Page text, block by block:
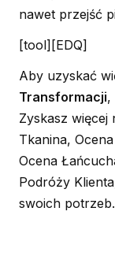
nawet przejść
[tool][EDQ]
Aby uzyskać
Transformacji,
Zyskasz więcej
Tkanina,
Ocena
Podróży
swoich potrzeb.